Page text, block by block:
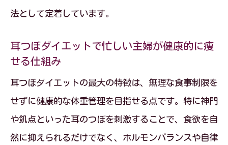
耳つぼダイエットで自分らしい美しさを
目指すコツ
耳つぼダイエット体験者の声から学ぶ成
功の秘訣
耳つぼダイエットで毎日を前向きに変え
る実践例
法として定着しています。
耳つぼダイエットで忙しい主婦が健康的に痩
せる仕組み
耳つぼダイエットの最大の特徴は、無理な食事制限を
せずに健康的な体重管理を目指せる点です。特に神門
や飢点といった耳のつぼを刺激することで、食欲を自
然に抑えられるだけでなく、ホルモンバランスや自律